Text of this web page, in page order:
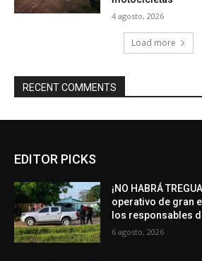
4 agosto, 2026
Load more
RECENT COMMENTS
EDITOR PICKS
¡NO HABRÁ
operativo de gran
los responsables
6 agosto, 2026